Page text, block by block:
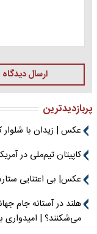
ارسال دیدگاه
پربازدیدترین
عکس | زیدان با شلوار
کاپیتان تیم‌ملی در
عکس| بی اعتنایی
می‌شکنند؟ | امیدواری